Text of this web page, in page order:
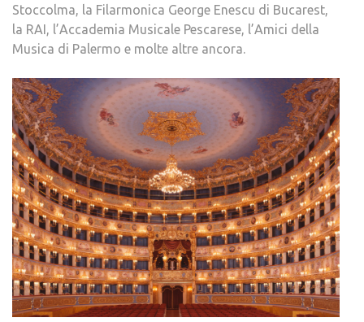
Stoccolma, la Filarmonica George Enescu di Bucarest,
la RAI, l’Accademia Musicale Pescarese, l’Amici della
Musica di Palermo e molte altre ancora.